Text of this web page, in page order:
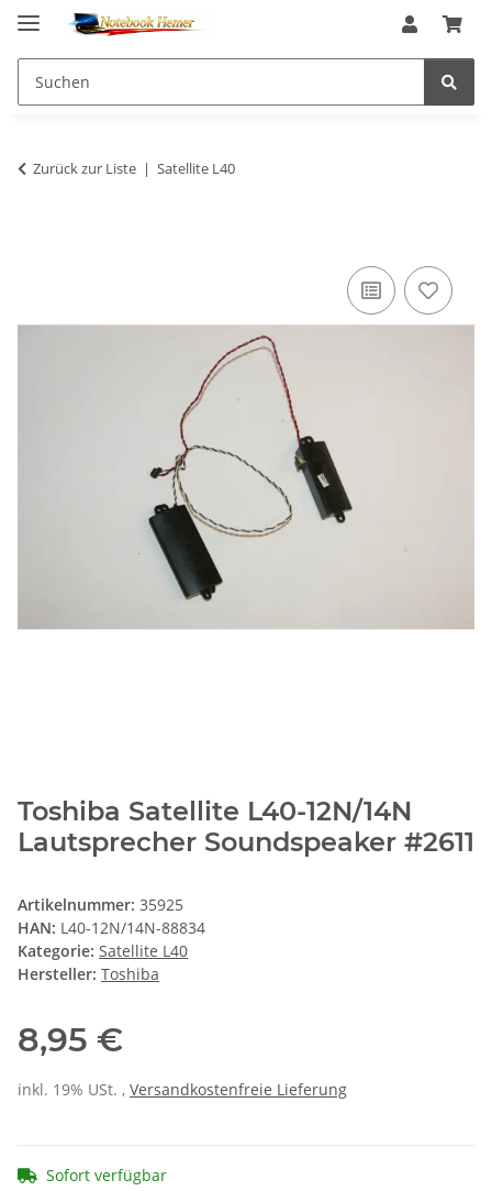
Zurück zur Liste Satellite L40
Toshiba Satellite L40-12N/14N
Lautsprecher Soundspeaker #2611
Artikelnummer: 35925
HAN: L40-12N/14N-88834
Kategorie: Satellite L40
Hersteller: Toshiba
8,95 €
inkl. 19% USt. , Versandkostenfreie Lieferung
Sofort verfügbar